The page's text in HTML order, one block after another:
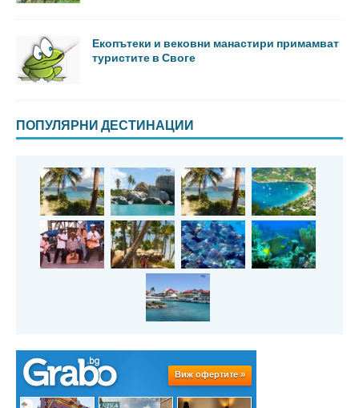
Екопътеки и вековни манастири примамват
туристите в Своге
ПОПУЛЯРНИ ДЕСТИНАЦИИ